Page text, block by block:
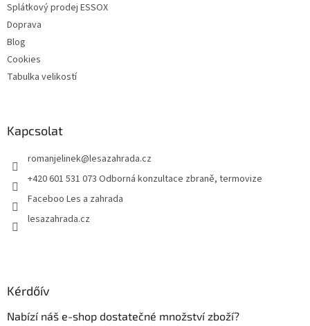
Splátkový prodej ESSOX
Doprava
Blog
Cookies
Tabulka velikostí
Kapcsolat
romanjelinek@lesazahrada.cz
+420 601 531 073 Odborná konzultace zbraně, termovize
Faceboo Les a zahrada
lesazahrada.cz
Kérdőív
Nabízí náš e-shop dostatečné množství zboží?